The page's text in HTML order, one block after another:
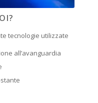
tecnologie utilizzate
all’avanguardia